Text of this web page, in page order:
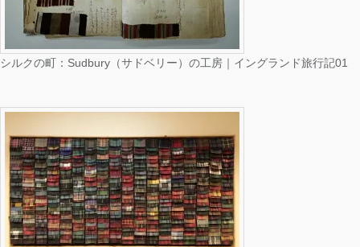
シルクの町：Sudbury（サドベリー）の工房｜イングランド旅行記01